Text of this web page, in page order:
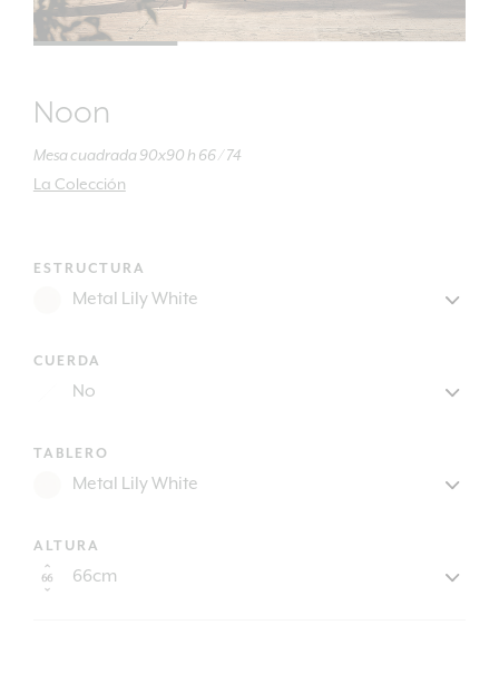
Noon
Mesa cuadrada 90x90 h 66 / 74
La Colección
ESTRUCTURA
CUERDA
TABLERO
ALTURA